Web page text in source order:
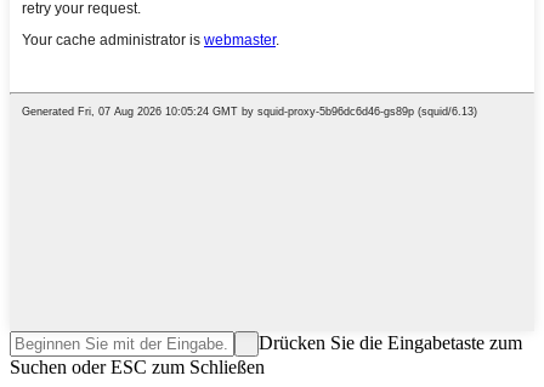
Drücken Sie die Eingabetaste zum
Suchen oder ESC zum Schließen